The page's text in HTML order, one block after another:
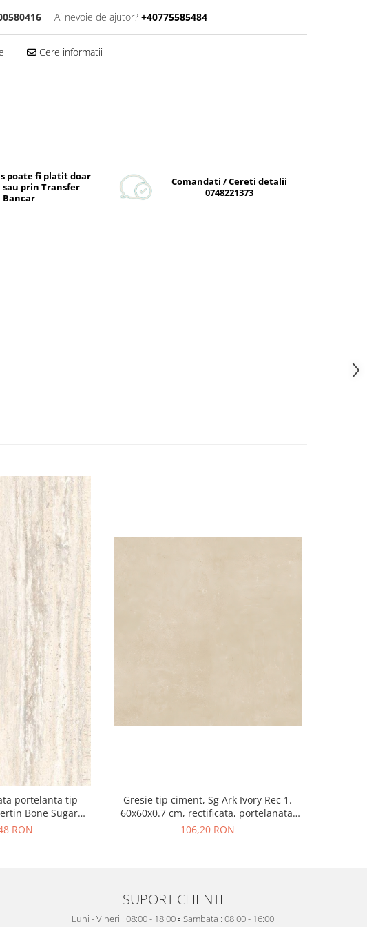
Ai nevoie de ajutor? +40775585484
Cere informatii
poate fi platit doar
sau prin Transfer
Bancar
Comandati / Cereti detalii
0748221373
portelanta tip
Bone Sugar
cm, bej, finisaj mat
RON
Gresie tip ciment, Sg Ark Ivory Rec 1.
60x60x0.7 cm, rectificata, portelanata,
bej, finisaj mat
106,20 RON
SUPORT CLIENTI
Luni - Vineri : 08:00 - 18:00 ▫️ Sambata : 08:00 - 16:00